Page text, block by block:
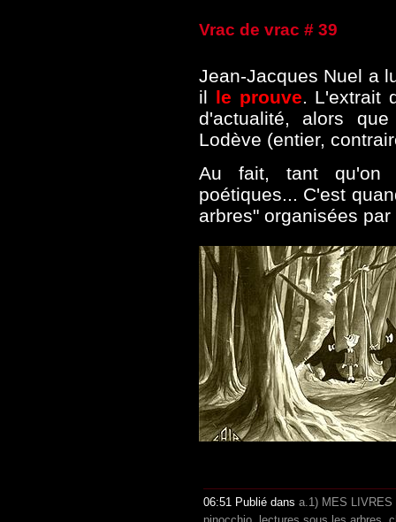
Vrac de vrac # 39
Jean-Jacques Nuel a
il le prouve. L'extrait
d'actualité, alors
Lodève (entier,
Au fait, tant qu'on
poétiques... C'est
arbres" organisées
06:51 Publié dans a.1) MES LIVRES